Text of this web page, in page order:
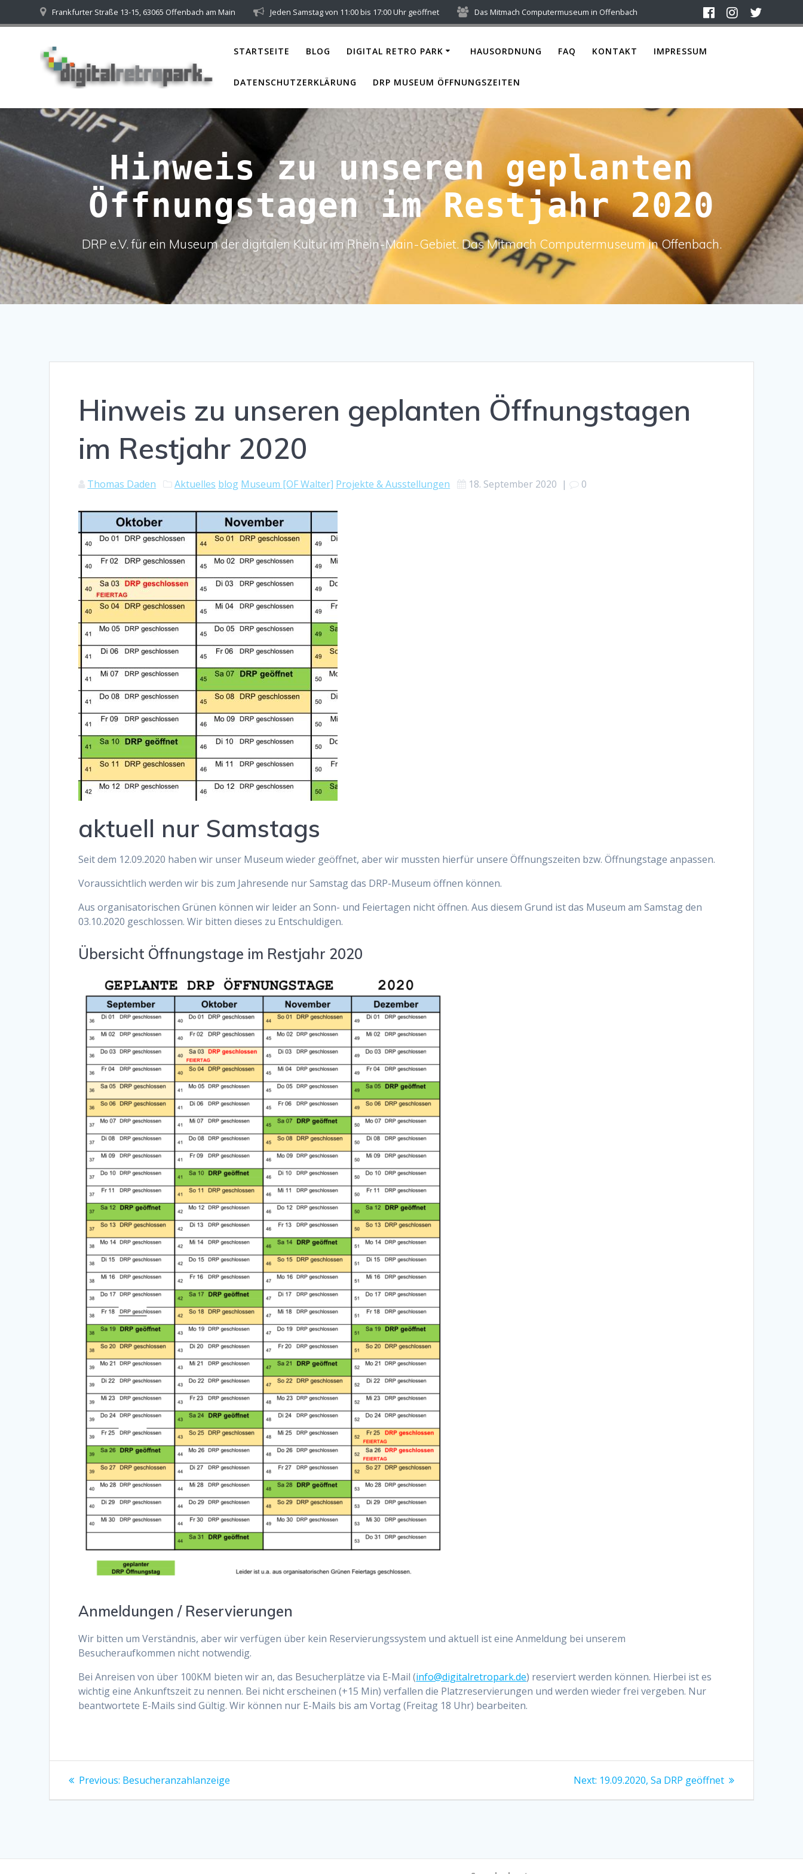
to
Frankfurter Straße 13-15, 63065 Offenbach am Main Jeden Samstag von 11:00 bis 17:00 Uhr geöffnet Das Mitmach Computermuseum in Offenbach
STARTSEITE BLOG DIGITAL RETRO PARK HAUSORDNUNG FAQ KONTAKT IMPRESSUM
DATENSCHUTZERKLÄRUNG DRP MUSEUM ÖFFNUNGSZEITEN
Hinweis zu unseren geplanten
Öffnungstagen im Restjahr 2020
DRP e.V. für ein Museum der digitalen Kultur im Rhein-Main-Gebiet. Das Mitmach Computermuseum in Offenbach.
Hinweis zu unseren geplanten Öffnungstagen
im Restjahr 2020
Thomas Daden Aktuelles blog Museum [OF Walter] Projekte & Ausstellungen 18. September 2020 | 0
aktuell nur Samstags
Seit dem 12.09.2020 haben wir unser Museum wieder geöffnet, aber wir mussten hierfür unsere Öffnungszeiten bzw. Öffnungstage anpassen.
Voraussichtlich werden wir bis zum Jahresende nur Samstag das DRP-Museum öffnen können.
Aus organisatorischen Grünen können wir leider an Sonn- und Feiertagen nicht öffnen. Aus diesem Grund ist das Museum am Samstag den
03.10.2020 geschlossen. Wir bitten dieses zu Entschuldigen.
Übersicht Öffnungstage im Restjahr 2020
Anmeldungen / Reservierungen
Wir bitten um Verständnis, aber wir verfügen über kein Reservierungssystem und aktuell ist eine Anmeldung bei unserem
Besucheraufkommen nicht notwendig.
Bei Anreisen von über 100KM bieten wir an, das Besucherplätze via E-Mail (info@digitalretropark.de) reserviert werden können. Hierbei ist es
wichtig eine Ankunftszeit zu nennen. Bei nicht erscheinen (+15 Min) verfallen die Platzreservierungen und werden wieder frei vergeben. Nur
beantwortete E-Mails sind Gültig. Wir können nur E-Mails bis am Vortag (Freitag 18 Uhr) bearbeiten.
Beitragsnavigation
Previous: Previous
Besucheranzahlanzeige Next: Next
19.09.2020, Sa DRP geöffnet